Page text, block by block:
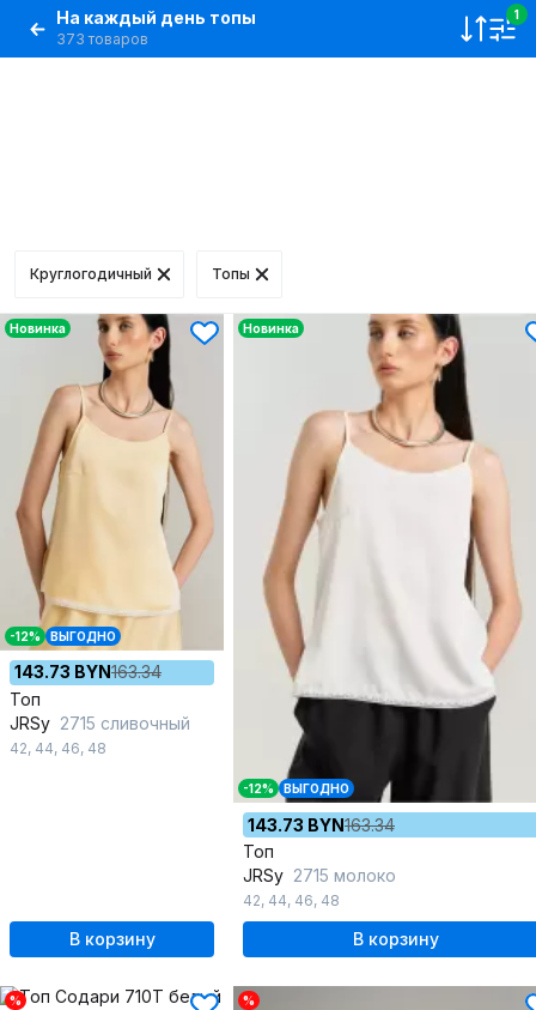
На каждый день топы
373 товаров
1
Круглогодичный Топы
Новинка
-12% ВЫГОДНО
143.73 BYN163.34
Топ
JRSy 2715 сливочный
42, 44, 46, 48
В корзину
Новинка
-12% ВЫГОДНО
143.73 BYN163.34
Топ
JRSy 2715 молоко
42, 44, 46, 48
В корзину
% %